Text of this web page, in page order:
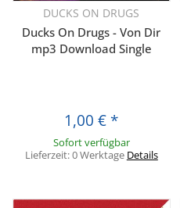
DUCKS ON DRUGS
Ducks On Drugs - Von Dir
mp3 Download Single
1,00 € *
Sofort verfügbar
Lieferzeit:0 Werktage Details